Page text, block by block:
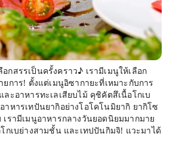
กสรรเป็นครั้งคราว♪ เรามีเมนูให้เลือก
การ! ตั้งแต่เมนูอิซากายะที่เหมาะกับการ
ละอาหารทะเลเสียบไม้ คุชิคัตสึเนื้อโกเบ
าหารเทปันยากิอย่างโอโคโนมิยากิ ยากิโซ
รามีเมนูอาหารกลางวันยอดนิยมมากมาย
กเบย่างสามชั้น และเทปปันกิมจิ! แวะมาได้